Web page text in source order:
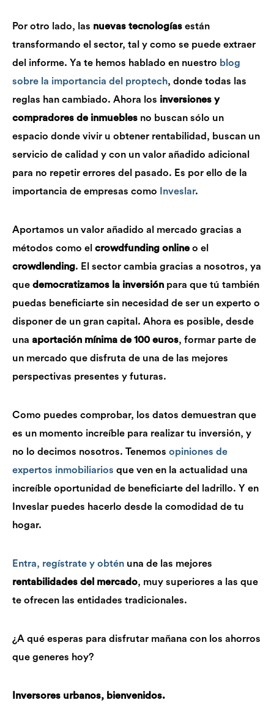
Por otro lado, las nuevas tecnologías están
transformando el sector, tal y como se puede extraer
del informe. Ya te hemos hablado en nuestro blog
sobre la importancia del proptech, donde todas las
reglas han cambiado. Ahora los inversiones y
compradores de inmuebles no buscan sólo un
espacio donde vivir u obtener rentabilidad, buscan un
servicio de calidad y con un valor añadido adicional
para no repetir errores del pasado. Es por ello de la
importancia de empresas como
Inveslar.
Aportamos un valor añadido al mercado gracias a
métodos como el crowdfunding online o el
crowdlending. El sector cambia gracias a nosotros, ya
que democratizamos la inversión para que tú también
puedas beneficiarte sin necesidad de ser un experto o
disponer de un gran capital. Ahora es posible, desde
una aportación mínima de 100 euros, formar parte de
un mercado que disfruta de una de las mejores
perspectivas presentes y futuras.
Como puedes comprobar, los datos demuestran que
es un momento increíble para realizar tu inversión, y
no lo decimos nosotros. Tenemos opiniones de
expertos inmobiliarios que ven en la actualidad una
increíble oportunidad de beneficiarte del ladrillo. Y en
Inveslar puedes hacerlo desde la comodidad de tu
hogar.
Entra, regístrate y obtén una de las mejores
rentabilidades del mercado, muy superiores a las que
te ofrecen las entidades tradicionales.
¿A qué esperas para disfrutar mañana con los ahorros
que generes hoy?
Inversores urbanos, bienvenidos.